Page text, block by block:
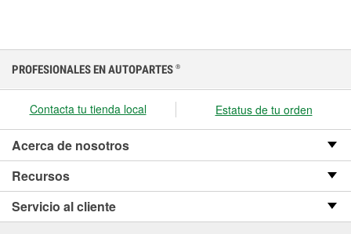
PROFESIONALES EN AUTOPARTES ®
Contacta tu tienda local Estatus de tu orden
Acerca de nosotros
Recursos
Servicio al cliente